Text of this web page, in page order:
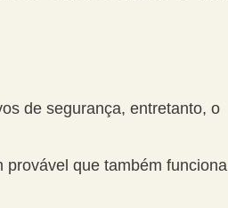
de segurança, entretanto, o
que também funciona